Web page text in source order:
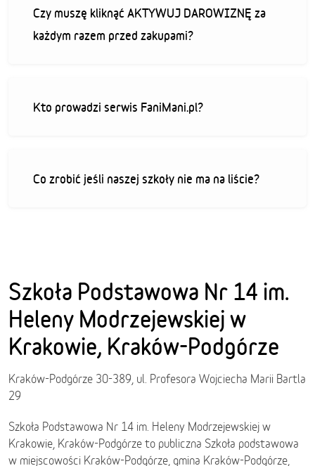
Czy muszę kliknąć AKTYWUJ DAROWIZNĘ za
każdym razem przed zakupami?
Kto prowadzi serwis FaniMani.pl?
Co zrobić jeśli naszej szkoły nie ma na liście?
Szkoła Podstawowa Nr 14 im.
Heleny Modrzejewskiej w
Krakowie, Kraków-Podgórze
Kraków-Podgórze 30-389, ul. Profesora Wojciecha Marii Bartla
29
Szkoła Podstawowa Nr 14 im. Heleny Modrzejewskiej w
Krakowie, Kraków-Podgórze to publiczna Szkoła podstawowa
w miejscowości Kraków-Podgórze, gmina Kraków-Podgórze,